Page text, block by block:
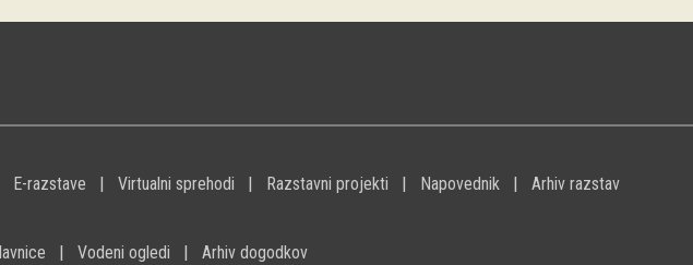
E-razstave Virtualni sprehodi Razstavni projekti Napovednik Arhiv razstav
Vodeni ogledi Arhiv dogodkov